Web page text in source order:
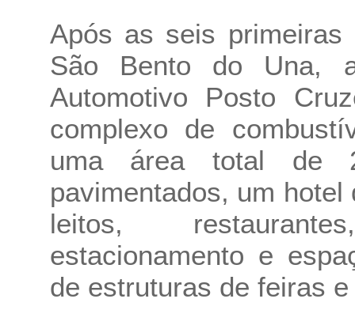
Após as seis primeiras
São Bento do Una,
Automotivo Posto
complexo de
uma área total de
pavimentados, um
leitos,
estacionamento e
de estruturas de feiras